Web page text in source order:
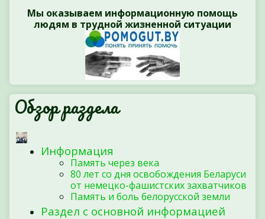
Мы оказываем информационную помощь
людям в трудной жизненной ситуации
Обзор раздела
Информация
Память через века
80 лет со дня освобождения Беларуси
от немецко-фашистских захватчиков
Память и боль белорусской земли
Раздел с основной информацией